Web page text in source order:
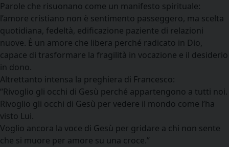
Parole che risuonano come un manifesto spirituale:
l’amore cristiano non è sentimento passeggero, ma scelta
quotidiana, fedeltà, edificazione paziente di relazioni
nuove. È un amore che libera perché radicato in Dio,
capace di trasformare la fragilità in vocazione e il desiderio
in dono.
Altrettanto intensa la preghiera di Francesco:
“Rivoglio gli occhi di Gesù perché appartengono a tutti noi.
Rivoglio gli occhi di Gesù per vedere il mondo come l’ha
visto Lui.
Voglio ancora la voce di Gesù per gridare a chi non sente
che si muore per amore su una croce.”